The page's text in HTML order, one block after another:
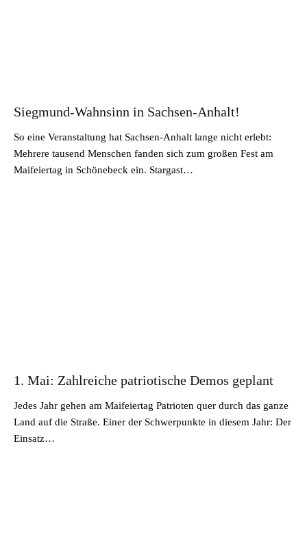
Siegmund-Wahnsinn in Sachsen-Anhalt!
So eine Veranstaltung hat Sachsen-Anhalt lange nicht erlebt:
Mehrere tausend Menschen fanden sich zum großen Fest am
Maifeiertag in Schönebeck ein. Stargast…
1. Mai: Zahlreiche patriotische Demos geplant
Jedes Jahr gehen am Maifeiertag Patrioten quer durch das ganze
Land auf die Straße. Einer der Schwerpunkte in diesem Jahr: Der
Einsatz…